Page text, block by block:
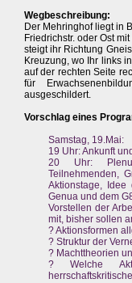
Wegbeschreibung:
Der Mehringhof liegt in
Friedrichstr. oder Ost
steigt ihr Richtung
Kreuzung, wo Ihr links
auf der rechten Seite
für
ausgeschildert.
Vorschlag eines
Samstag, 19.Mai:
19 Uhr: Ankunft
20 Uhr:
Teilnehmenden,
Aktionstage, Idee
Genua und dem
Vorstellen der
mit, bisher sollen
? Aktionsformen
? Struktur der
? Machttheorien
? Welche